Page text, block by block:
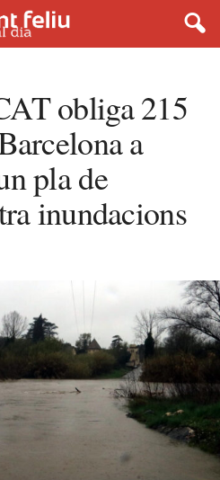
obliga 215
a
pla de
inundacions